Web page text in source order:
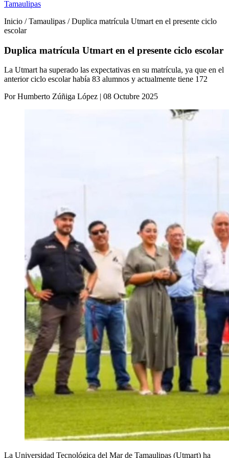
Tamaulipas
Inicio / Tamaulipas / Duplica matrícula Utmart en el presente ciclo
escolar
Duplica matrícula Utmart en el presente ciclo escolar
La Utmart ha superado las expectativas en su matrícula, ya que en el
anterior ciclo escolar había 83 alumnos y actualmente tiene 172
Por Humberto Zúñiga López | 08 Octubre 2025
La Universidad Tecnológica del Mar de Tamaulipas (Utmart) ha